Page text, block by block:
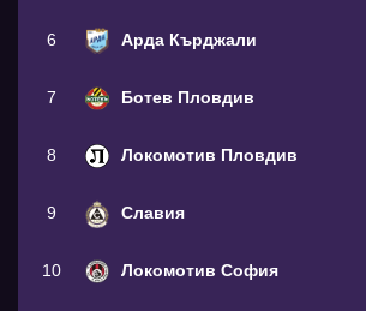
6 Арда Кърджали
7 Ботев Пловдив
8 Локомотив Пловдив
9 Славия
10 Локомотив София